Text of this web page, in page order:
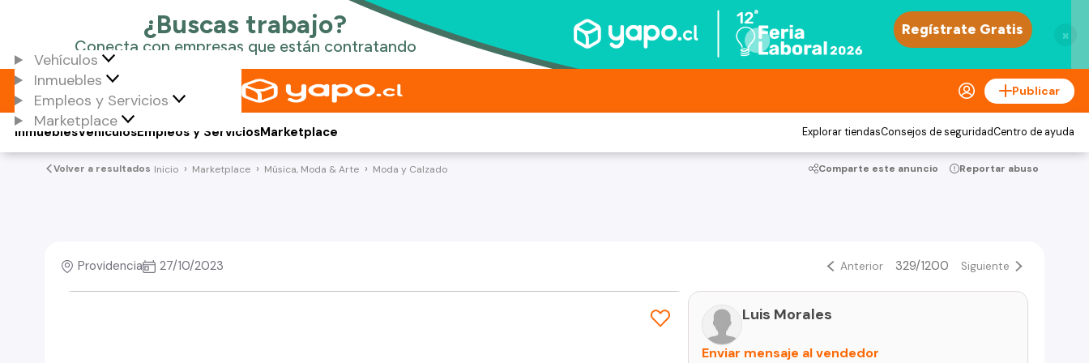
×
Vehículos
Inmuebles
Empleos y Servicios
Marketplace
Publicar
Vehículos
Inmuebles Empleos y ServiciosMarketplace Explorar tiendasConsejos de seguridadCentro de ayuda
Volver a resultados Inicio Marketplace Música, Moda & Arte Moda y Calzado Comparte este anuncio Reportar abuso
Providencia 27/10/2023 Anterior 329/1200 Siguiente
Luis Morales
Enviar mensaje al vendedor